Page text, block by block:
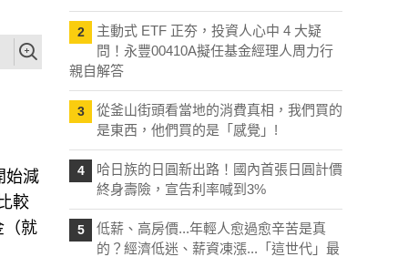
始減
較
（就
2
主動式 ETF 正夯，投資人心中 4 大疑
問！永豐00410A擬任基金經理人周力行
親自解答
3
從釜山街頭看當地的消費真相，我們買的
是東西，他們買的是「感覺」!
4
哈日族的日圓新出路！國內首張日圓計價
終身壽險，宣告利率喊到3%
5
低薪、高房價...年輕人愈過愈辛苦是真
的？經濟低迷、薪資凍漲...「這世代」最